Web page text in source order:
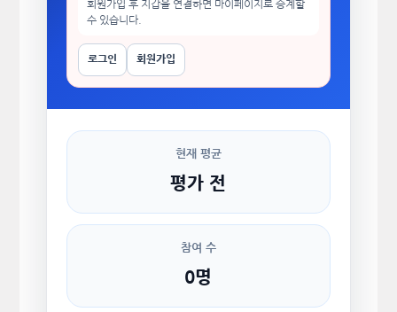
회원가입 후 지갑을 연결하면 마이페이지로 승계할
수 있습니다.
로그인 회원가입
현재 평균
평가 전
참여 수
0명